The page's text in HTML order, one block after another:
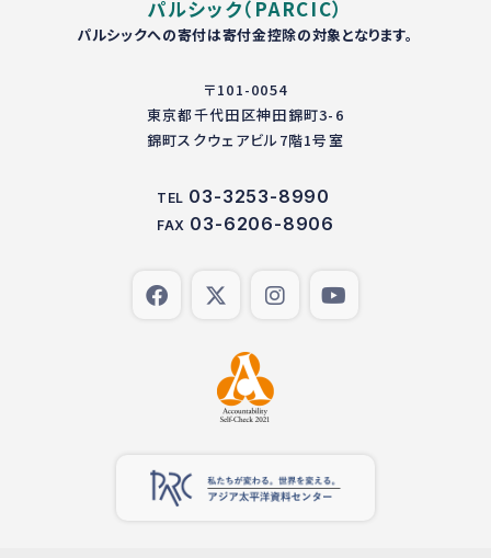
パルシック（PARCIC）
パルシックへの寄付は寄付金控除の対象となります。
〒101-0054
東京都千代田区神田錦町3-6
錦町スクウェアビル7階1号室
TEL 03-3253-8990
FAX 03-6206-8906